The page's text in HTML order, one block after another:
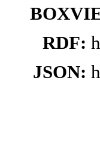
RDF:
JSON: